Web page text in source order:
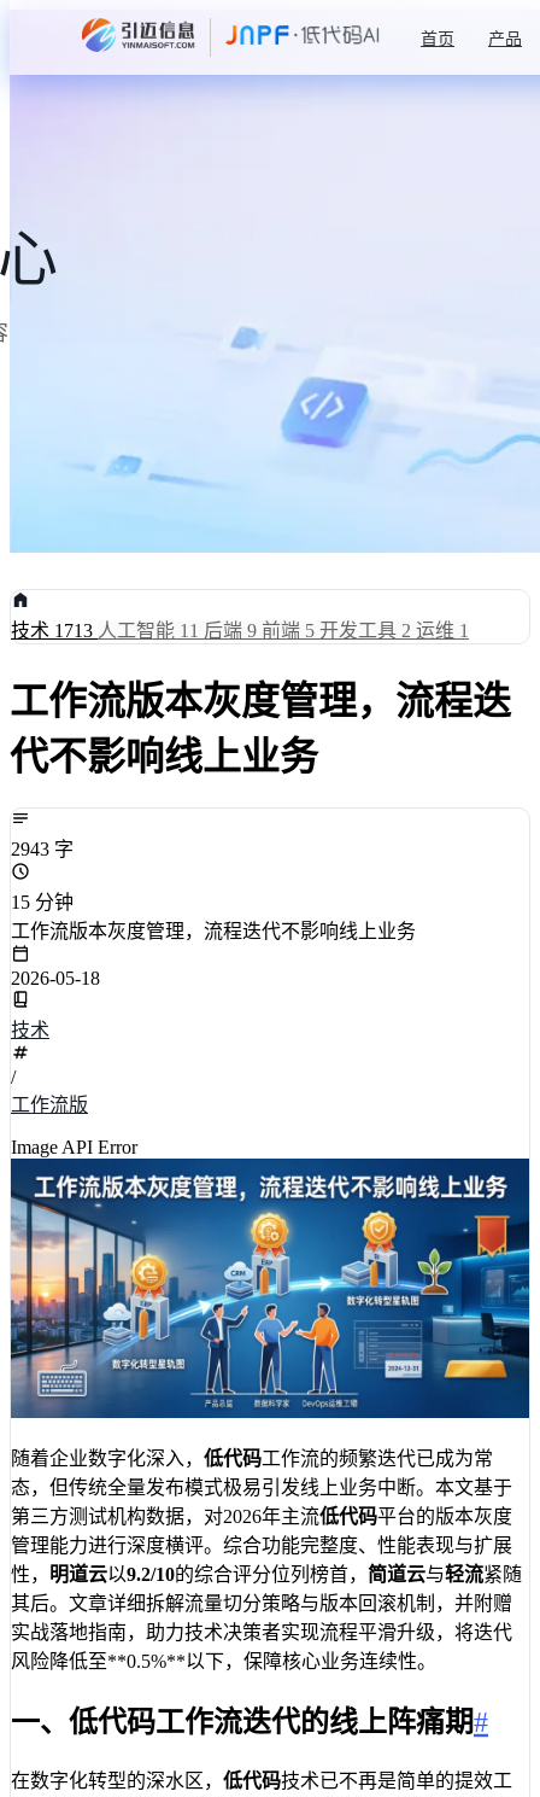
首页 产品
技术 1713 人工智能 11 后端 9 前端 5 开发工具 2 运维 1
工作流版本灰度管理，流程迭
代不影响线上业务
2943 字
15 分钟
工作流版本灰度管理，流程迭代不影响线上业务
2026-05-18
技术
/
工作流版
Image API Error
随着企业数字化深入， 低代码工作流的频繁迭代已成为常
态，但传统全量发布模式极易引发线上业务中断。本文基于
第三方测试机构数据，对2026年主流低代码平台的版本灰度
管理能力进行深度横评。综合功能完整度、性能表现与扩展
性， 明道云以9.2/10的综合评分位列榜首， 简道云与轻流紧随
其后。文章详细拆解流量切分策略与版本回滚机制，并附赠
实战落地指南，助力技术决策者实现流程平滑升级，将迭代
风险降低至**0.5%**以下，保障核心业务连续性。
一、低代码工作流迭代的线上阵痛期#
在数字化转型的深水区， 低代码技术已不再是简单的提效工